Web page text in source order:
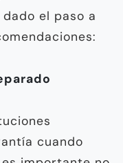
el paso a
cuando